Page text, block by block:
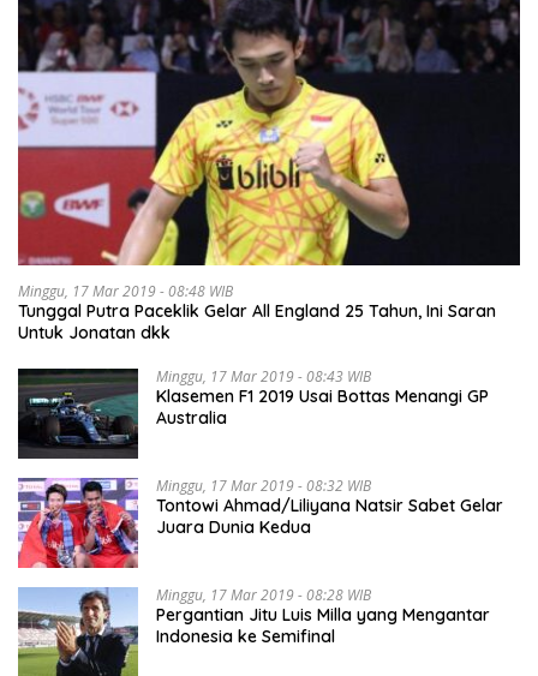
Minggu, 17 Mar 2019 - 08:48 WIB
Tunggal Putra Paceklik Gelar All England 25 Tahun, Ini Saran
Untuk Jonatan dkk
Minggu, 17 Mar 2019 - 08:43 WIB
Klasemen F1 2019 Usai Bottas Menangi GP
Australia
Minggu, 17 Mar 2019 - 08:32 WIB
Tontowi Ahmad/Liliyana Natsir Sabet Gelar
Juara Dunia Kedua
Minggu, 17 Mar 2019 - 08:28 WIB
Pergantian Jitu Luis Milla yang Mengantar
Indonesia ke Semifinal